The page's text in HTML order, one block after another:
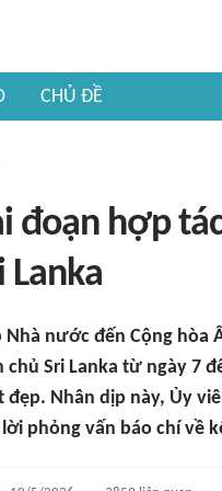
CHỦ ĐỀ
đoạn hợp
Lanka
nước đến Cộng hòa
chủ Sri Lanka từ ngày 7
Nhân dịp này, Ủy
lời phỏng vấn báo chí về